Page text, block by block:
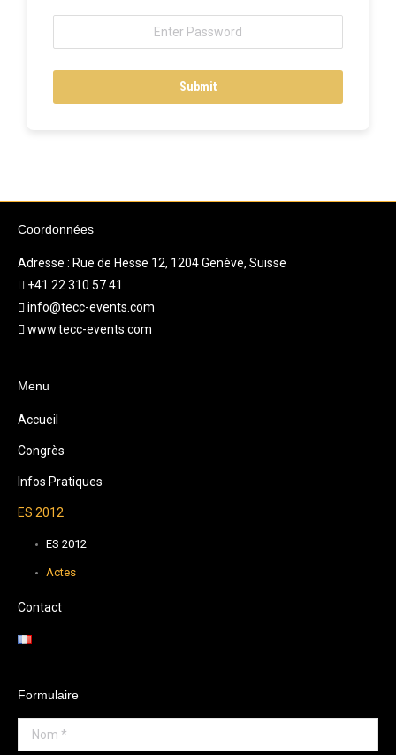
Coordonnées
Adresse : Rue de Hesse 12, 1204 Genève, Suisse
+41 22 310 57 41
info@tecc-events.com
www.tecc-events.com
Menu
Accueil
Congrès
Infos Pratiques
ES 2012
ES 2012
Actes
Contact
Formulaire
Nom *